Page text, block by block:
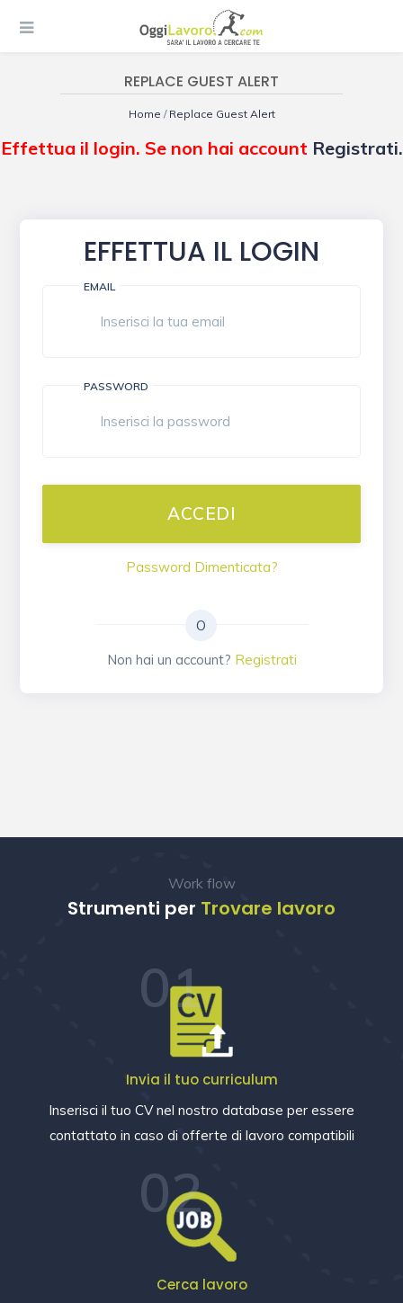
REPLACE GUEST ALERT
Home / Replace Guest Alert
Effettua il login. Se non hai account Registrati.
EFFETTUA IL LOGIN
EMAIL
PASSWORD
Password Dimenticata?
O
Non hai un account? Registrati
Work flow
Strumenti per Trovare lavoro
01
Invia il tuo curriculum
Inserisci il tuo CV nel nostro database per essere
contattato in caso di offerte di lavoro compatibili
02
Cerca lavoro